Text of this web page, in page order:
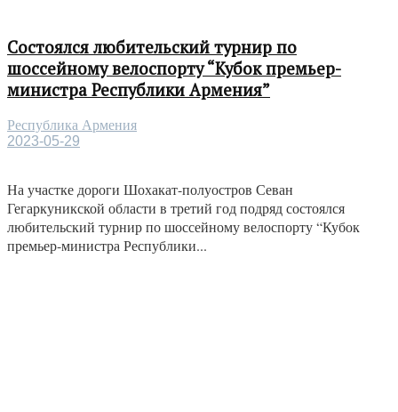
Состоялся любительский турнир по
шоссейному велоспорту “Кубок премьер-
министра Республики Армения”
Республика Армения
2023-05-29
На участке дороги Шохакат-полуостров Севан
Гегаркуникской области в третий год подряд состоялся
любительский турнир по шоссейному велоспорту “Кубок
премьер-министра Республики...